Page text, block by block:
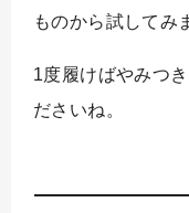
ものから試してみ
1度履けばやみつ
ださいね。